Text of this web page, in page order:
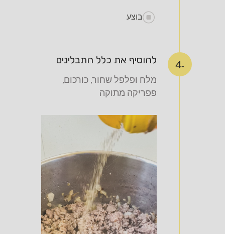
בוצע
4. להוסיף את כלל התבלינים
מלח ופלפל שחור, כורכום,
פפריקה מתוקה